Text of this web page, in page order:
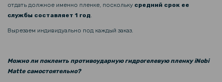
Чехол-накладка TPU Color Matte Ring для Samsung Galaxy M14
169 грн
Чехол накладка New Textile leather саse для Samsung Galaxy M14
отдать должное именно пленке, поскольку средний срок ее
службы составляет 1 год.
Вырезаем индивидуально под каждый заказ.
Можно ли поклеить противоударную гидрогелевую пленку iNobi
Matte самостоятельно?